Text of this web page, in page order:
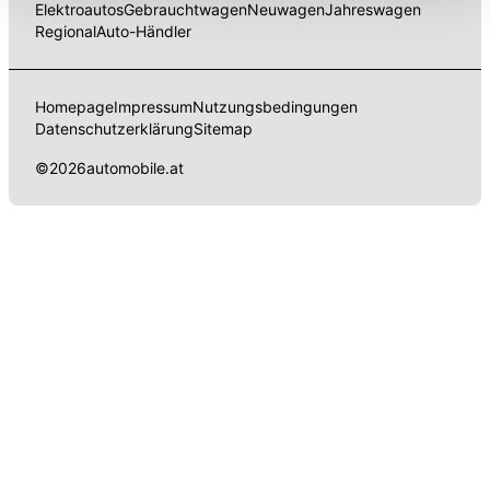
können die Einstellungen jederzeit in unserer
Datenschutzerklärung
ElektroautosGebrauchtwagenNeuwagenJahreswagen
RegionalAuto-Händler
HomepageImpressumNutzungsbedingungen
DatenschutzerklärungSitemap
©2026automobile.at